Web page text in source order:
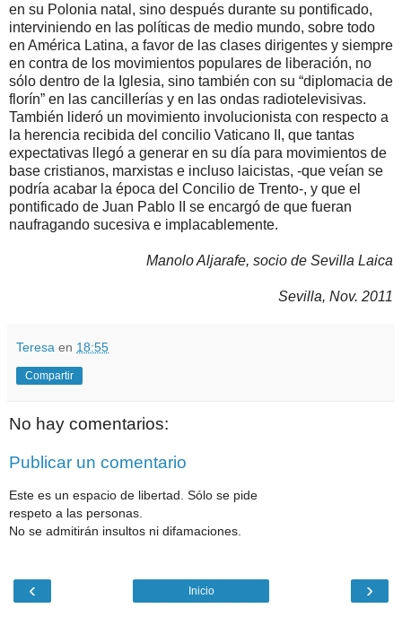
en su Polonia natal, sino después durante su pontificado,
interviniendo en las políticas de medio mundo, sobre todo
en América Latina, a favor de las clases dirigentes y siempre
en contra de los movimientos populares de liberación, no
sólo dentro de la Iglesia, sino también con su “diplomacia de
florín” en las cancillerías y en las ondas radiotelevisivas.
También lideró un movimiento involucionista con respecto a
la herencia recibida del concilio Vaticano II, que tantas
expectativas llegó a generar en su día para movimientos de
base cristianos, marxistas e incluso laicistas, -que veían se
podría acabar la época del Concilio de Trento-, y que el
pontificado de Juan Pablo II se encargó de que fueran
naufragando sucesiva e implacablemente.
Manolo Aljarafe, socio de Sevilla Laica
Sevilla, Nov. 2011
Teresa en 18:55
Compartir
No hay comentarios:
Publicar un comentario
Este es un espacio de libertad. Sólo se pide
respeto a las personas.
No se admitirán insultos ni difamaciones.
‹ ›
Inicio